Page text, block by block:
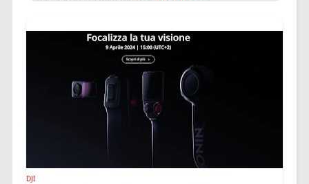
DJI